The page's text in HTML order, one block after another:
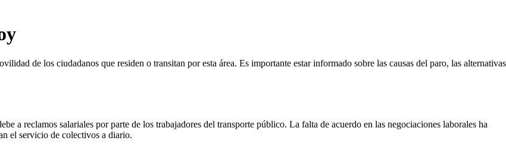
de los ciudadanos que residen o transitan por esta área. Es importante estar informado sobre las causas del paro, las alternativas
a reclamos salariales por parte de los trabajadores del transporte público. La falta de acuerdo en las negociaciones laborales ha
el servicio de colectivos a diario.